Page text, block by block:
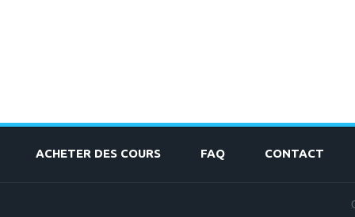
ACHETER DES COURS FAQ CONTACT